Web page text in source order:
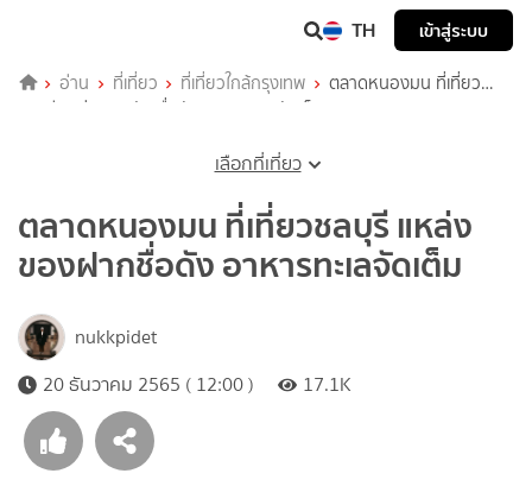
TH เข้าสู่ระบบ
อ่าน ที่เที่ยว ที่เที่ยวใกล้กรุงเทพ
ตลาดหนองมน ที่เที่ยว
ชลบุรี แหล่งของฝากชื่อดัง อาหารทะเลจัดเต็ม
เลือกที่เที่ยว
ตลาดหนองมน ที่เที่ยวชลบุรี แหล่ง
ของฝากชื่อดัง อาหารทะเลจัดเต็ม
nukkpidet
20 ธันวาคม 2565 ( 12:00 )
17.1K